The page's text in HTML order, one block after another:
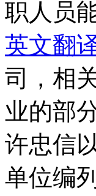
职人员
英文翻
司，相
业的部
许忠信
单位编